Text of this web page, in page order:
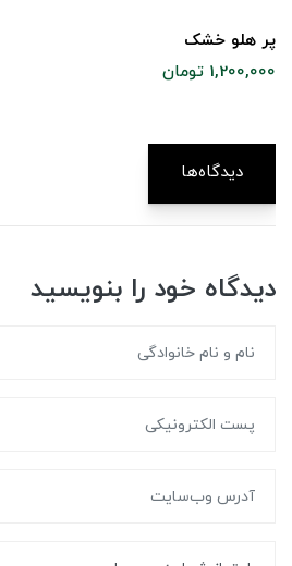
پر هلو خشک
1,200,000 تومان
دیدگاه‌ها
دیدگاه خود را بنویسید